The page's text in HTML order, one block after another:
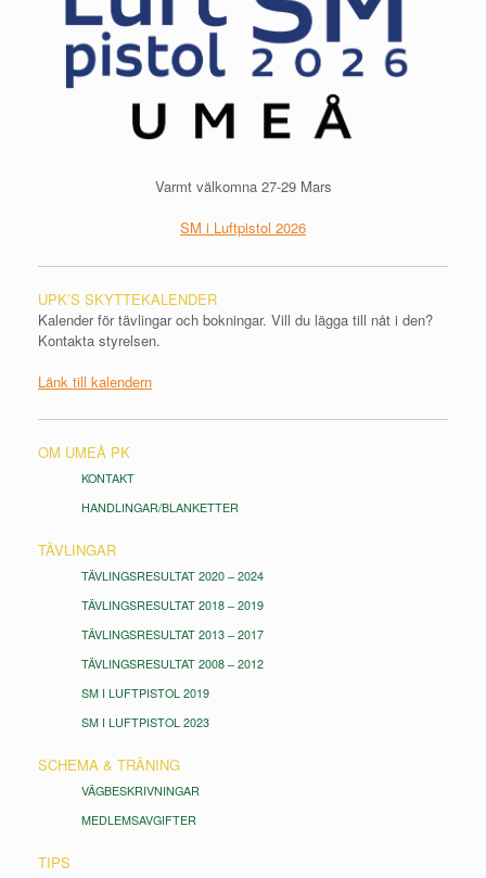
Varmt välkomna 27-29 Mars
SM i Luftpistol 2026
UPK’S SKYTTEKALENDER
Kalender för tävlingar och bokningar. Vill du lägga till nåt i den?
Kontakta styrelsen.
Länk till kalendern
OM UMEÅ PK
KONTAKT
HANDLINGAR/BLANKETTER
TÄVLINGAR
TÄVLINGSRESULTAT 2020 – 2024
TÄVLINGSRESULTAT 2018 – 2019
TÄVLINGSRESULTAT 2013 – 2017
TÄVLINGSRESULTAT 2008 – 2012
SM I LUFTPISTOL 2019
SM I LUFTPISTOL 2023
SCHEMA & TRÄNING
VÄGBESKRIVNINGAR
MEDLEMSAVGIFTER
TIPS